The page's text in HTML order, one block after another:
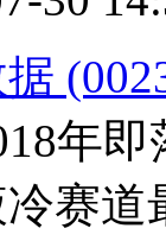
年
冷赛